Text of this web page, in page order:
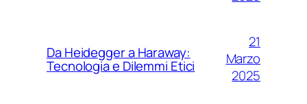
Da Heidegger a Haraway:
Tecnologia e Dilemmi Etici
21
Marzo
2025